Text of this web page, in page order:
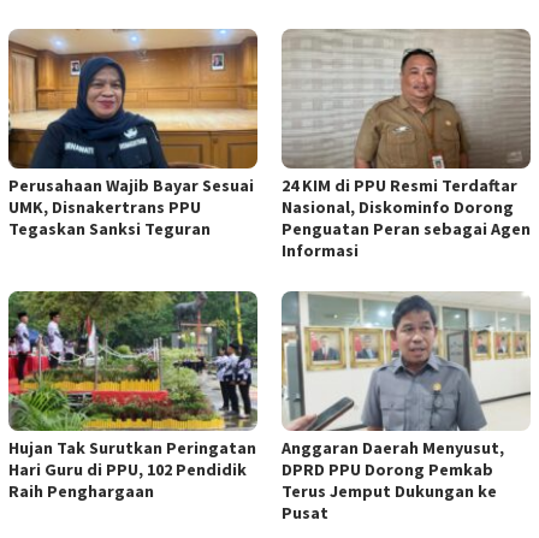
Perusahaan Wajib Bayar Sesuai
UMK, Disnakertrans PPU
Tegaskan Sanksi Teguran
24 KIM di PPU Resmi Terdaftar
Nasional, Diskominfo Dorong
Penguatan Peran sebagai Agen
Informasi
Hujan Tak Surutkan Peringatan
Hari Guru di PPU, 102 Pendidik
Raih Penghargaan
Anggaran Daerah Menyusut,
DPRD PPU Dorong Pemkab
Terus Jemput Dukungan ke
Pusat